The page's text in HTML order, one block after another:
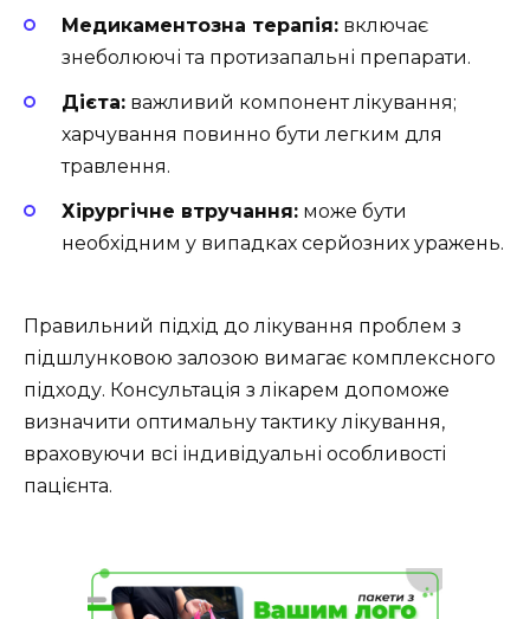
Медикаментозна терапія: включає
знеболюючі та протизапальні препарати.
Дієта: важливий компонент лікування;
харчування повинно бути легким для
травлення.
Хірургічне втручання: може бути
необхідним у випадках серйозних уражень.
Правильний підхід до лікування проблем з
підшлунковою залозою вимагає комплексного
підходу. Консультація з лікарем допоможе
визначити оптимальну тактику лікування,
враховуючи всі індивідуальні особливості
пацієнта.